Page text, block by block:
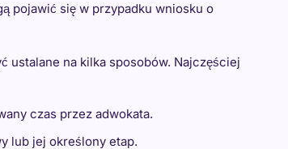
pojawić się w przypadku wniosku o
ustalane na kilka sposobów. Najczęściej
czas przez adwokata.
lub jej określony etap.